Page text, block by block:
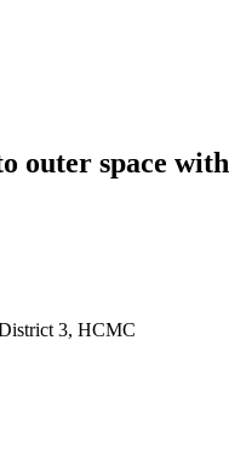
outer space with
3, HCMC